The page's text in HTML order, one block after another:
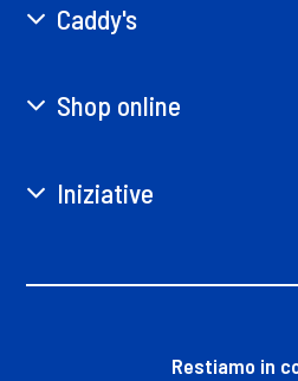
Caddy's
Shop online
Iniziative
Restiamo in